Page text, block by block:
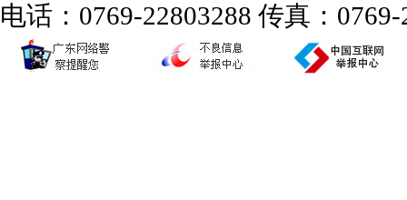
电话：0769-22803288 传真：0769-